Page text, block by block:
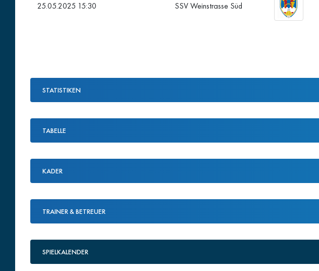
25.05.2025 15:30 SSV Weinstrasse Süd
STATISTIKEN
TABELLE
KADER
TRAINER & BETREUER
SPIELKALENDER